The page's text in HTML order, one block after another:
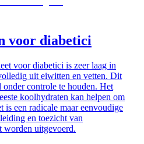
voor diabetici
voor diabetici is zeer laag in
uit eiwitten en vetten. Dit
controle te houden. Het
koolhydraten kan helpen om
is een radicale maar eenvoudige
en toezicht van
worden uitgevoerd.